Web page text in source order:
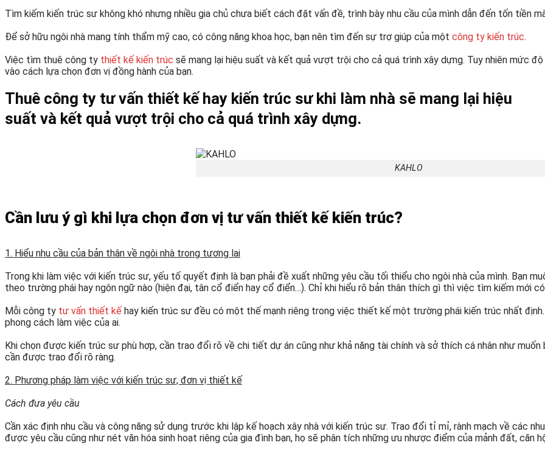
Tìm kiếm kiến trúc sư không khó nhưng nhiều gia chủ chưa biết cách đặt vấn đề, trình bày nhu cầu của mình dẫn đến tốn tiền
Để sở hữu ngôi nhà mang tính thẩm mỹ cao, có công năng khoa học, bạn nên tìm đến sự trợ giúp của một công ty kiến trúc.
Việc tìm thuê công ty thiết kế kiến trúc sẽ mang lại hiệu suất và kết quả vượt trội cho cả quá trình xây dựng. Tuy nhiên mức
vào cách lựa chọn đơn vị đồng hành của bạn.
Thuê công ty tư vấn thiết kế hay kiến trúc sư khi làm nhà sẽ mang lại hiệu
suất và kết quả vượt trội cho cả quá trình xây dựng.
KAHLO
Cần lưu ý gì khi lựa chọn đơn vị tư vấn thiết kế kiến trúc?
1. Hiểu nhu cầu của bản thân về ngôi nhà trong tương lai
Trong khi làm việc với kiến trúc sư, yếu tố quyết định là bạn phải đề xuất những yêu cầu tối thiểu cho ngôi nhà của mình. Bạn
theo trường phái hay ngôn ngữ nào (hiện đại, tân cổ điển hay cổ điển…). Chỉ khi hiểu rõ bản thân thích gì thì việc tìm kiếm mới
Mỗi công ty tư vấn thiết kế hay kiến trúc sư đều có một thế mạnh riêng trong việc thiết kế một trường phái kiến trúc nhất
phong cách làm việc của ai.
Khi chọn được kiến trúc sư phù hợp, cần trao đổi rõ về chi tiết dự án cũng như khả năng tài chính và sở thích cá nhân như
cần được trao đổi rõ ràng.
2. Phương pháp làm việc với kiến trúc sư, đơn vị thiết kế
Cách đưa yêu cầu
Cần xác định nhu cầu và công năng sử dụng trước khi lập kế hoạch xây nhà với kiến trúc sư. Trao đổi tỉ mỉ, rành mạch về các
được yêu cầu cũng như nét văn hóa sinh hoạt riêng của gia đình bạn, họ sẽ phân tích những ưu nhược điểm của mảnh đất, căn